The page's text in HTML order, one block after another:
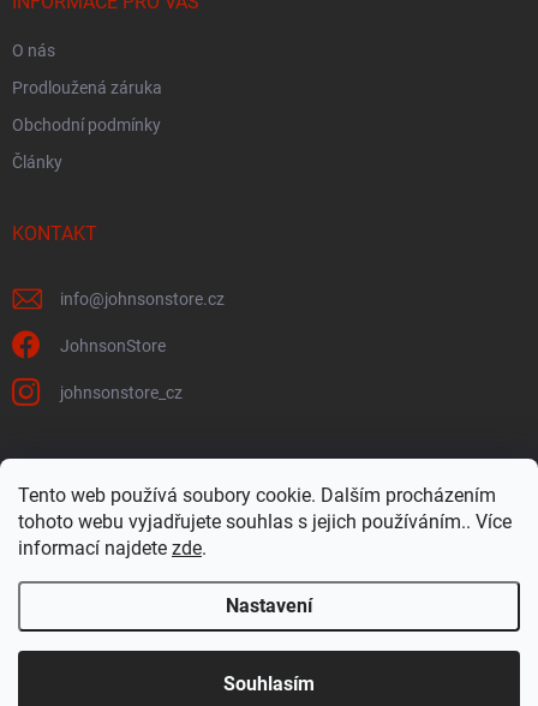
Tento web používá soubory cookie. Dalším procházením
tohoto webu vyjadřujete souhlas s jejich používáním.. Více
informací najdete zde.
Nastavení
Souhlasím
O nás
Prodloužená záruka
Obchodní podmínky
Články
KONTAKT
info@johnsonstore.cz
JohnsonStore
johnsonstore_cz
Johnson Health Tech CZ & SK Johnsonstore.sk
Copyright 2026JohnsonStore.cz. Všechna práva vyhrazena.Upravit
nastavení cookies